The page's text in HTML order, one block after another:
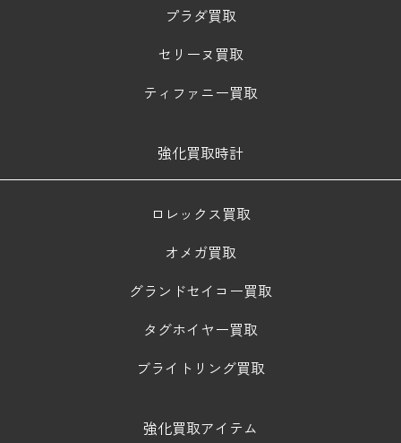
プラダ買取
セリーヌ買取
ティファニー買取
強化買取時計
ロレックス買取
オメガ買取
グランドセイコー買取
タグホイヤー買取
ブライトリング買取
強化買取アイテム